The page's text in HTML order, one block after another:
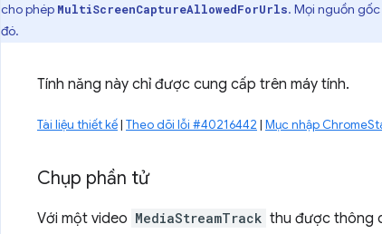
cho phép MultiScreenCaptureAllowedForUrls. Mọi nguồn
đó.
Tính năng này chỉ được cung cấp trên máy tính.
Tài liệu thiết kế| Theo dõi lỗi #40216442 | Mục nhập
Chụp phần tử
Với một video MediaStreamTrack thu được thông